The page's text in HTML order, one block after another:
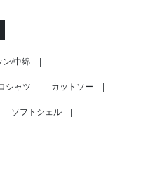
ン/中綿
シャツ カットソー
ソフトシェル